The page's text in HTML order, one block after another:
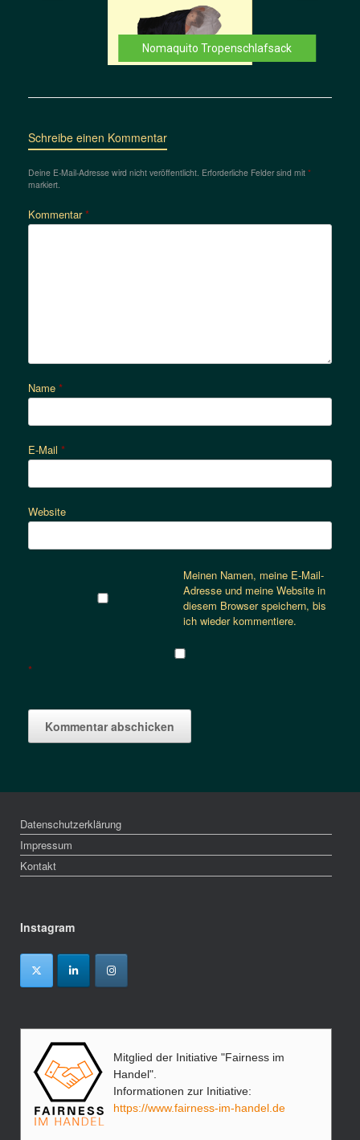
Nomaquito Tropenschlafsack
Schreibe einen Kommentar
Deine E-Mail-Adresse wird nicht veröffentlicht. Erforderliche Felder sind mit *
markiert.
Kommentar*
Name *
E-Mail *
Website
Meinen Namen, meine E-Mail-
Adresse und meine Website in
diesem Browser speichern, bis
ich wieder kommentiere.
*
Datenschutzerklärung
Impressum
Kontakt
Instagram
Mitglied der Initiative "Fairness im
Handel".
Informationen zur Initiative:
https://www.fairness-im-handel.de